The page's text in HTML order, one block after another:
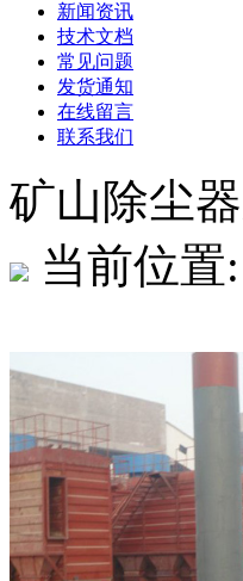
新闻资讯
技术文档
常见问题
发货通知
在线留言
联系我们
矿山除尘
当前位置: